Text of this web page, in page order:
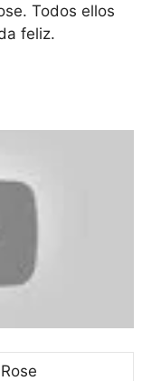
Todos ellos
feliz.